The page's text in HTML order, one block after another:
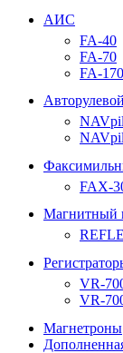
АИС
FA-40
FA-70
FA-170
Авторулевой
FAX-
Магнитный
VR-
VR-
Магнетроны